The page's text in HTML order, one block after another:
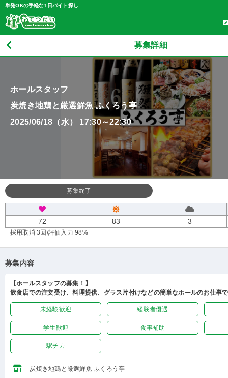
単発OKの手軽な1日バイト探し
募集詳細
ホールスタッフ
炭焼き地鶏と厳選鮮魚 ふくろう亭
2025/06/18（水） 17:30～22:30
募集終了
72 83 3
採用取消 3回 /評価入力 98%
募集内容
【ホールスタッフの募集！】
飲食店での注文受け、料理提供、グラス片付けなどの簡単なホールのお仕事
未経験歓迎 経験者優遇
学生歓迎 食事補助
駅チカ
炭焼き地鶏と厳選鮮魚 ふくろう亭